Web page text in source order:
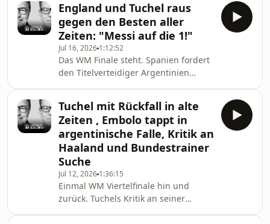
Gott.Das Spiel um Platz 3 hat Ewald
nachhaltig beschäftigt genauso wie
die Kritik an Tuchel seitens der
Experten Schar aus England.Wir
gehen jetzt in eine kleine
Sommerpause, und sind Mitte August
zurück. Hosted on Acast. See
acast.com/privacy for more
information.
England und Tuchel raus
gegen den Besten aller
Zeiten: "Messi auf die 1!"
Jul 16, 2026 1:12:52
Das WM Finale steht. Spanien fordert
den Titelverteidiger Argentinien
gegen Frankreich auch wenn Ewald
ein paar Entscheidungen gegen
Frankreich nicht nachvollziehen kann.
Die Engländer brechen nach der
Führung ein und haben dem Willen
der Südamerikaner nichts mehr
entgegen zu setzen. Hosted on Acast.
See acast.com/privacy for
Tuchel mit Rückfall in alte
Zeiten , Embolo tappt in
argentinische Falle, Kritik an
Haaland und Bundestrainer
Suche
Jul 12, 2026 1:36:15
Einmal WM Viertelfinale hin und
zurück. Tuchels Kritik an seiner